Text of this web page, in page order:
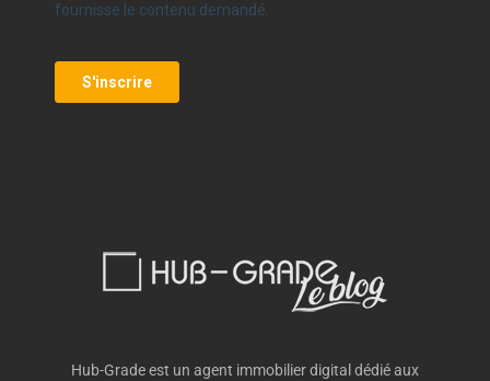
Hub-Grade est un agent immobilier digital dédié aux